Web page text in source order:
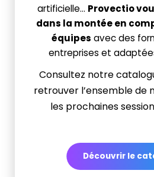
artificielle… Provectio
dans la montée en
équipes avec des
entreprises et
Consultez notre
retrouver l’ensemble de
les prochaines
Découvrir le